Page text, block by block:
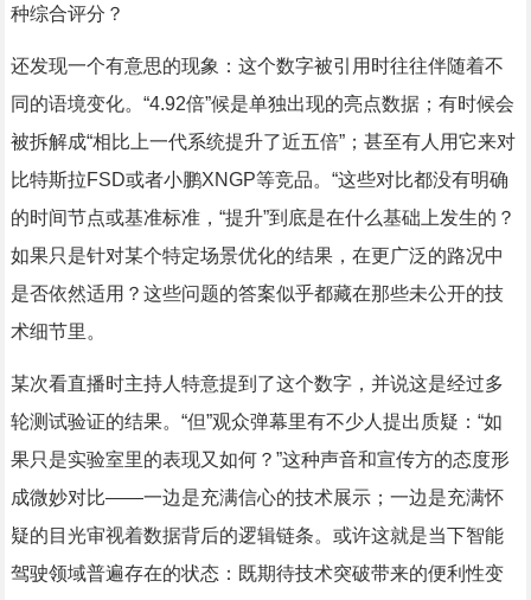
种综合评分？
还发现一个有意思的现象：这个数字被引用时往往伴随着不
同的语境变化。“4.92倍”候是单独出现的亮点数据；有时候会
被拆解成“相比上一代系统提升了近五倍”；甚至有人用它来对
比特斯拉FSD或者小鹏XNGP等竞品。“这些对比都没有明确
的时间节点或基准标准，“提升”到底是在什么基础上发生的？
如果只是针对某个特定场景优化的结果，在更广泛的路况中
是否依然适用？这些问题的答案似乎都藏在那些未公开的技
术细节里。
某次看直播时主持人特意提到了这个数字，并说这是经过多
轮测试验证的结果。“但”观众弹幕里有不少人提出质疑：“如
果只是实验室里的表现又如何？”这种声音和宣传方的态度形
成微妙对比——一边是充满信心的技术展示；一边是充满怀
疑的目光审视着数据背后的逻辑链条。或许这就是当下智能
驾驶领域普遍存在的状态：既期待技术突破带来的便利性变